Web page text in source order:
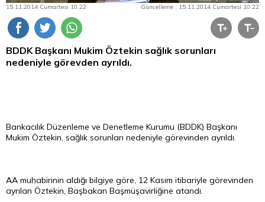
15.11.2014 Cumartesi 10:22 Güncelleme : 15.11.2014 Cumartesi 10:22
BDDK Başkanı Mukim Öztekin sağlık sorunları
nedeniyle görevden ayrıldı.
Bankacılık Düzenleme ve Denetleme Kurumu (BDDK) Başkanı
Mukim Öztekin, sağlık sorunları nedeniyle görevinden ayrıldı.
AA muhabirinin aldığı bilgiye göre, 12 Kasım itibariyle görevinden
ayrılan Öztekin, Başbakan Başmüşavirliğine atandı.